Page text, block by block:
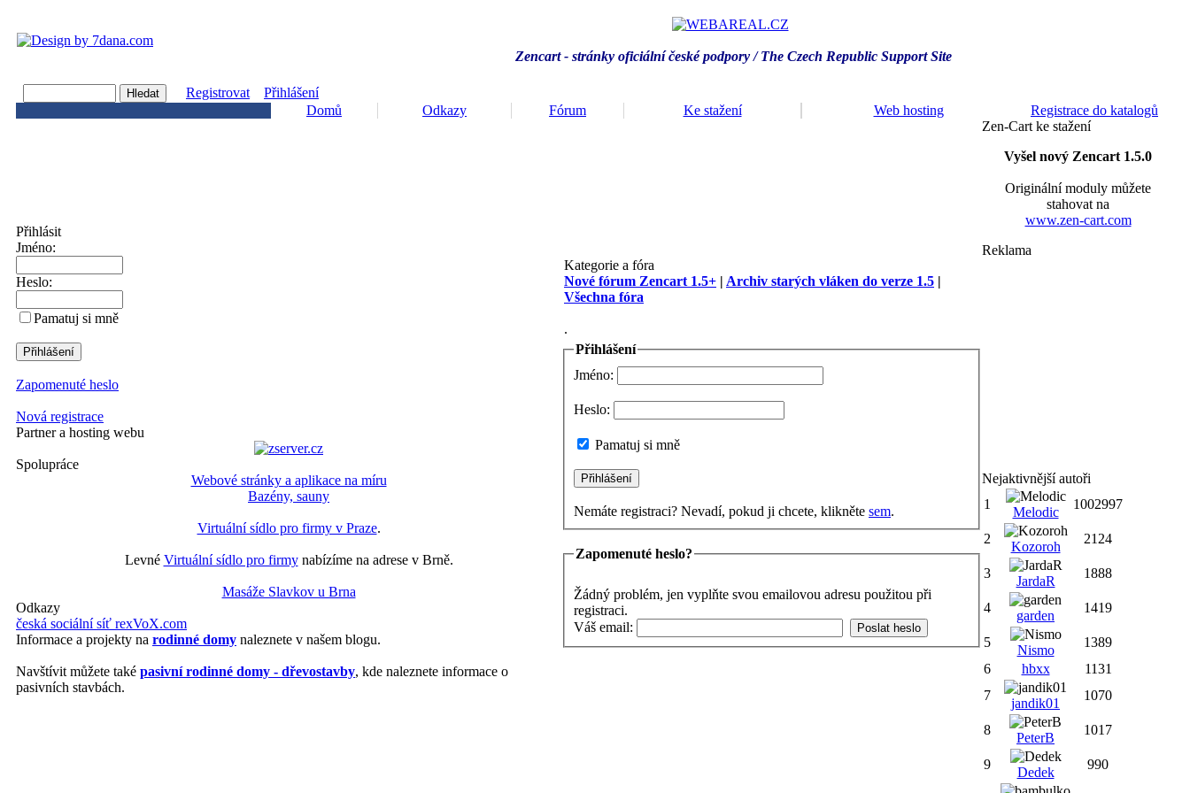
Zencart - stránky oficiální české podpory / The Czech Republic Support Site
Registrovat
Přihlášení
Domů
Odkazy Fórum Ke stažení Web hosting Registrace do katalogů
Přihlásit
Jméno:
Heslo:
Pamatuj si mně
Zapomenuté heslo
Nová registrace
Partner a hosting webu
Spolupráce
Webové stránky a aplikace na míru
Bazény, sauny
Virtuální sídlo pro firmy v Praze.
Levné Virtuální sídlo pro firmynabízíme na adrese v Brně.
Masáže Slavkov u Brna
Odkazy
česká sociální síť rexVoX.com
Informace a projekty na rodinné domy naleznete v našem blogu.
Navštívit můžete také pasivní rodinné domy - dřevostavby, kde naleznete informace o
pasivních stavbách.
Kategorie a fóra
Nové fórum Zencart 1.5+ | Archiv starých vláken do verze 1.5 |
Všechna fóra
.
Přihlášení
Jméno:
Heslo:
Pamatuj si mně
Nemáte registraci? Nevadí, pokud ji chcete, klikněte sem.
Zapomenuté heslo?
Žádný problém, jen vyplňte svou emailovou adresu použitou při
registraci.
Váš email:
Zen-Cart ke stažení
Vyšel nový Zencart 1.5.0
Originální moduly můžete
stahovat na
www.zen-cart.com
Reklama
Nejaktivnější autoři
1
Melodic
1002997
2
Kozoroh
2124
3
JardaR
1888
4
garden
1419
5
Nismo
1389
6
hbxx
1131
7
jandik01
1070
8
PeterB
1017
9
Dedek
990